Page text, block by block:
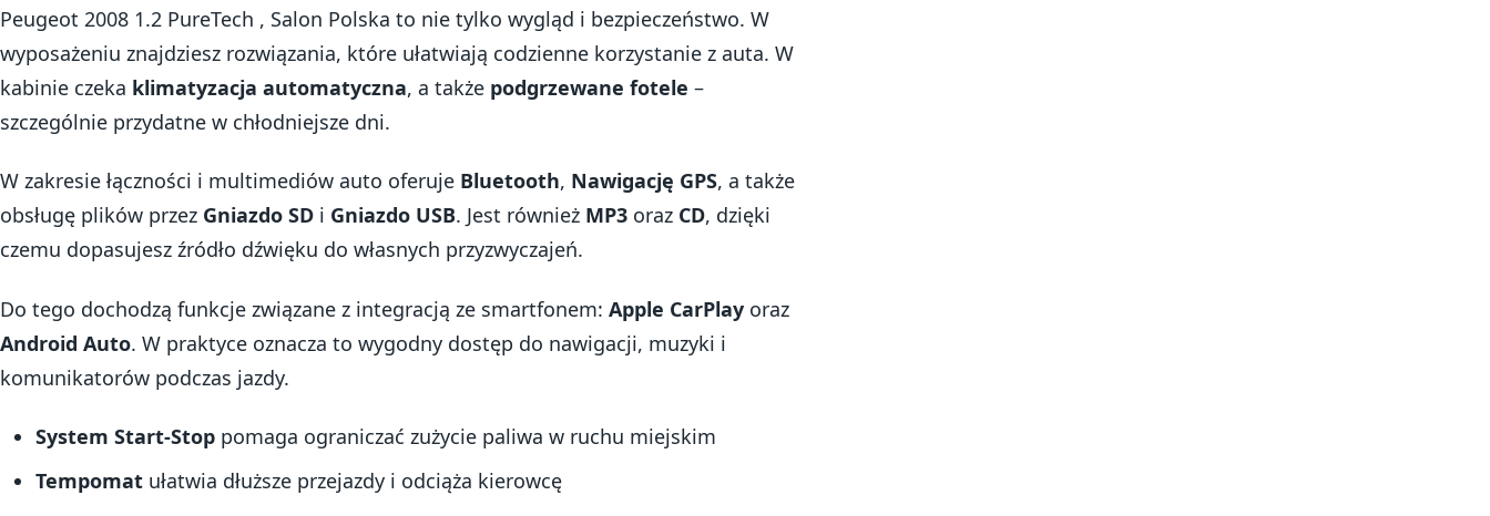
Peugeot 2008 1.2 PureTech , Salon Polska to nie tylko wygląd i bezpieczeństwo. W
wyposażeniu znajdziesz rozwiązania, które ułatwiają codzienne korzystanie z auta. W
kabinie czeka klimatyzacja automatyczna, a także podgrzewane fotele –
szczególnie przydatne w chłodniejsze dni.
W zakresie łączności i multimediów auto oferuje Bluetooth, Nawigację GPS, a także
obsługę plików przez Gniazdo SD i Gniazdo USB. Jest również MP3 oraz CD, dzięki
czemu dopasujesz źródło dźwięku do własnych przyzwyczajeń.
Do tego dochodzą funkcje związane z integracją ze smartfonem: Apple CarPlay oraz
Android Auto. W praktyce oznacza to wygodny dostęp do nawigacji, muzyki i
komunikatorów podczas jazdy.
System Start-Stoppomaga ograniczać zużycie paliwa w ruchu miejskim
Tempomatułatwia dłuższe przejazdy i odciąża kierowcę